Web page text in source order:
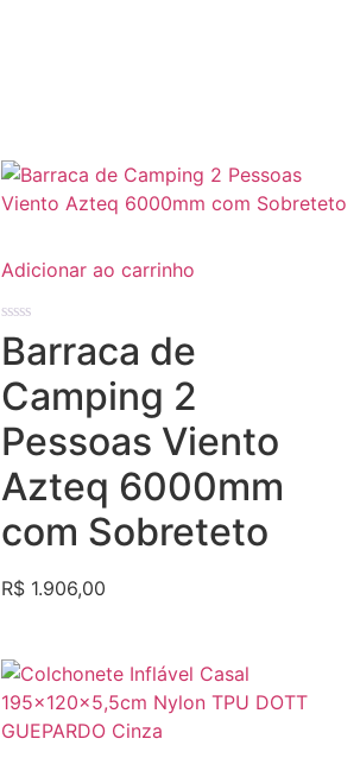
Adicionar ao carrinho
Avaliação
0
de
5
Barraca de
Camping 2
Pessoas Viento
Azteq 6000mm
com Sobreteto
R$ 1.906,00